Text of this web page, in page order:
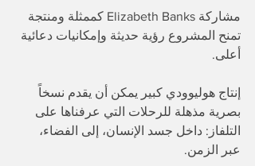
مشاركة Elizabeth Banks كممثلة ومنتجة
تمنح المشروع رؤية حديثة وإمكانيات دعائية
أعلى.
إنتاج هوليوودي كبير يمكن أن يقدم نسخاً
بصرية مذهلة للرحلات التي عرفناها على
التلفاز: داخل جسد الإنسان، إلى الفضاء،
عبر الزمن.